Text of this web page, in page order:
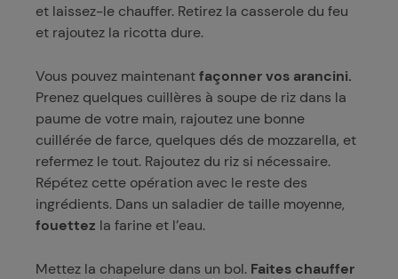
et laissez-le chauffer. Retirez la casserole du feu
et rajoutez la ricotta dure.
Vous pouvez maintenantfaçonner vos arancini.
Prenez quelques cuillères à soupe de riz dans la
paume de votre main, rajoutez une bonne
cuillérée de farce, quelques dés de mozzarella, et
refermez le tout. Rajoutez du riz si nécessaire.
Répétez cette opération avec le reste des
ingrédients. Dans un saladier de taille moyenne,
fouettez la farine et l’eau.
Mettez la chapelure dans un bol. Faites chauffer